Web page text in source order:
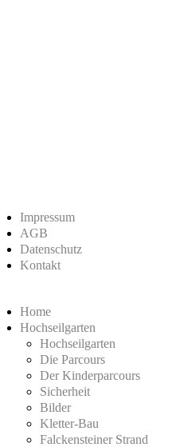
Impressum
AGB
Datenschutz
Kontakt
Home
Hochseilgarten
Hochseilgarten
Die Parcours
Der Kinderparcours
Sicherheit
Bilder
Kletter-Bau
Falckensteiner Strand